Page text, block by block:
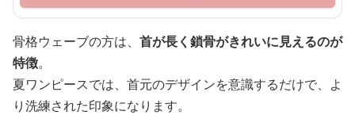
骨格ウェーブの方は、 首が長く鎖骨がきれいに見えるのが
特徴。
夏ワンピースでは、首元のデザインを意識するだけで、よ
り洗練された印象になります。